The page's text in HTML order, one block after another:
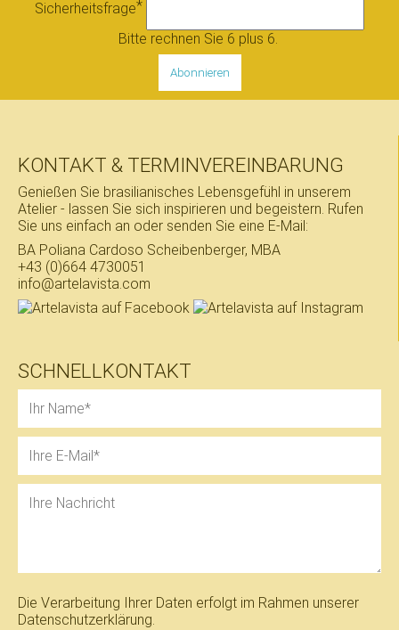
Pflichtfeld
Sicherheitsfrage*
Bitte rechnen Sie 6 plus 6.
Abonnieren
KONTAKT & TERMINVEREINBARUNG
Genießen Sie brasilianisches Lebensgefühl in unserem
Atelier - lassen Sie sich inspirieren und begeistern. Rufen
Sie uns einfach an oder senden Sie eine E-Mail:
BA Poliana Cardoso Scheibenberger, MBA
+43 (0)664 4730051
info@artelavista.com
SCHNELLKONTAKT
Die Verarbeitung Ihrer Daten erfolgt im Rahmen unserer
Datenschutzerklärung.